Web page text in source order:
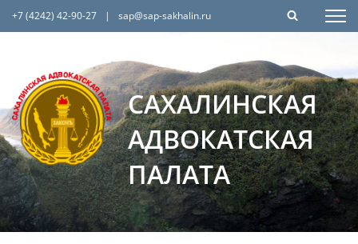
+7 (4242) 42-90-27 | sap@sap-sakhalin.ru
САХАЛИНСКАЯ
АДВОКАТСКАЯ
ПАЛАТА